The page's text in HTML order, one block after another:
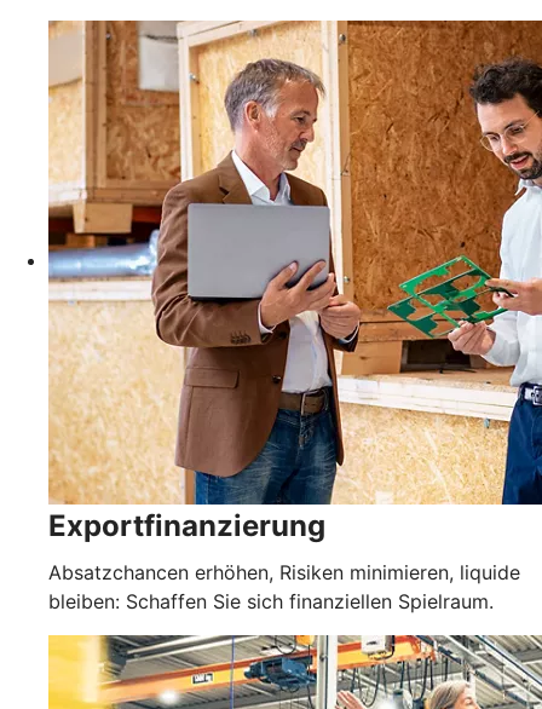
Exportfinanzierung
Absatzchancen erhöhen, Risiken minimieren, liquide
bleiben: Schaffen Sie sich finanziellen Spielraum.